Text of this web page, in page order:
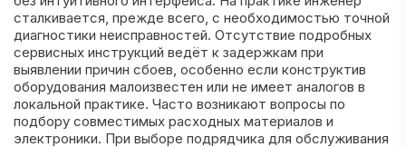
сталкивается, прежде всего, с необходимостью точной
диагностики неисправностей. Отсутствие подробных
сервисных инструкций ведёт к задержкам при
выявлении причин сбоев, особенно если конструктив
оборудования малоизвестен или не имеет аналогов в
локальной практике. Часто возникают вопросы по
подбору совместимых расходных материалов и
электроники. При выборе подрядчика для обслуживания